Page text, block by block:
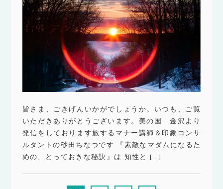
皆さま、ごきげんいかがでしょうか。いつも、ご覧
いただきありがとうございます。美の国 金沢より
発信をしております旅するマナー講師＆印象コンサ
ルタントの砂田ちなつです 『素敵なマダムになるた
めの、とっておきな秘訣』は 知性と […]